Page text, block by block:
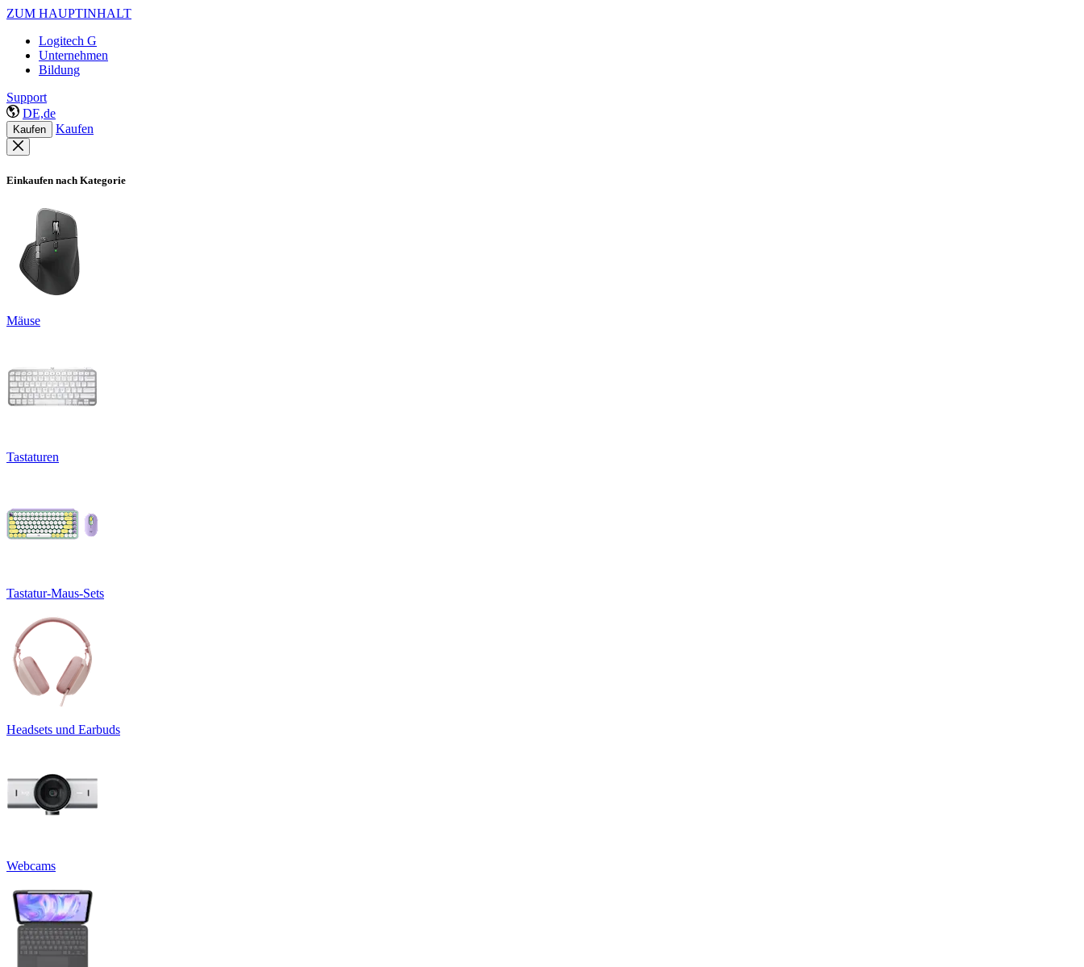
ZUM HAUPTINHALT
Logitech G
Unternehmen
Bildung
Support
DE,de
Kaufen Kaufen
Einkaufen nach Kategorie
Mäuse
Tastaturen
Tastatur-Maus-Sets
Headsets und Earbuds
Webcams